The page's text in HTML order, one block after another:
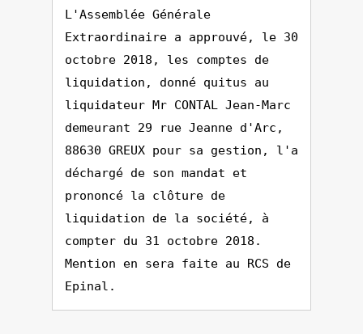
L'Assemblée Générale
Extraordinaire a approuvé, le 30
octobre 2018, les comptes de
liquidation, donné quitus au
liquidateur Mr CONTAL Jean-Marc
demeurant 29 rue Jeanne d'Arc,
88630 GREUX pour sa gestion, l'a
déchargé de son mandat et
prononcé la clôture de
liquidation de la société, à
compter du 31 octobre 2018.
Mention en sera faite au RCS de
Epinal.